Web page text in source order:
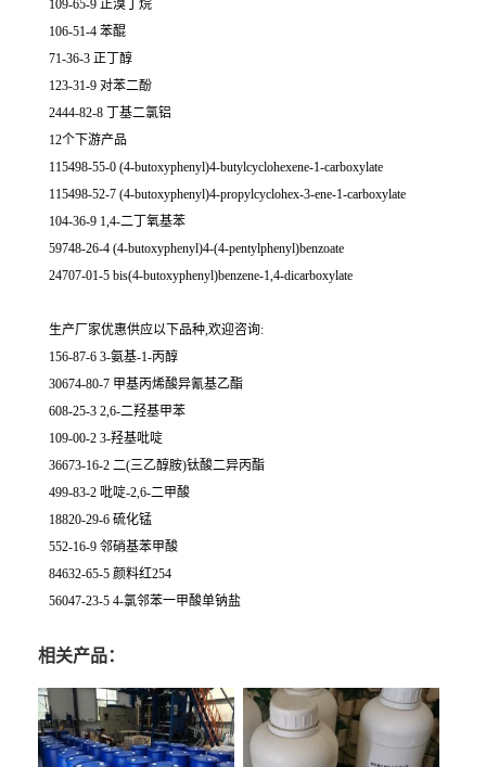
109-65-9 正溴丁烷
106-51-4 苯醌
71-36-3 正丁醇
123-31-9 对苯二酚
2444-82-8 丁基二氯铝
12个下游产品
115498-55-0 (4-butoxyphenyl)4-butylcyclohexene-1-carboxylate
115498-52-7 (4-butoxyphenyl)4-propylcyclohex-3-ene-1-carboxylate
104-36-9 1,4-二丁氧基苯
59748-26-4 (4-butoxyphenyl)4-(4-pentylphenyl)benzoate
24707-01-5 bis(4-butoxyphenyl)benzene-1,4-dicarboxylate
生产厂家优惠供应以下品种,欢迎咨询:
156-87-6 3-氨基-1-丙醇
30674-80-7 甲基丙烯酸异氰基乙酯
608-25-3 2,6-二羟基甲苯
109-00-2 3-羟基吡啶
36673-16-2 二(三乙醇胺)钛酸二异丙酯
499-83-2 吡啶-2,6-二甲酸
18820-29-6 硫化锰
552-16-9 邻硝基苯甲酸
84632-65-5 颜料红254
56047-23-5 4-氯邻苯一甲酸单钠盐
相关产品：